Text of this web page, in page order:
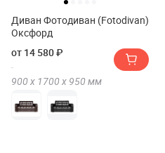
Диван Фотодиван (Fotodivan)
Оксфорд
от 14 580 ₽
900 х 1700 х 950 мм